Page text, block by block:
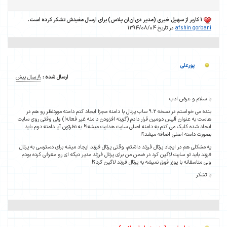
afshin gorbani در تاریخ 1394/08/04
پورعلی
ارسال شده : 8 سال پیش
با سلام و عرض ادب
بنده می خواستم در نسخه 9.2 ساب پرتال با دامنه مجزا ایجاد کنم دامنه موردنظر رو هم در
هاست به عنوان آلیس دومین قرار دادم (گزینه افزودن دامنه غیر فعاله!) ولی وقتی روی سایت
ایجاد شده کلیک می کنم به دامنه اصلی سایت هدایت میشه؟! به نظرتون آیا دامنه دوم باید
بصورت دامنه اصلی اضافه میشد؟!
یه مشکلی هم در ایجاد پرتال فرزند داشتم، وقتی پرتال فرزند ایجاد میشه برای دسترسی به پرتال
فرزند باید تو سایت لاگین کرد در ضمن من برای پرتال فرزند مدیر دیگه ای رو معرفی کرده بودم
ولی متاسفانه با یوزر فوق نمیشه به پرتال فرزند لاگین کرد؟!
با تشکر